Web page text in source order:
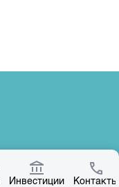
Инвестиции Контакты